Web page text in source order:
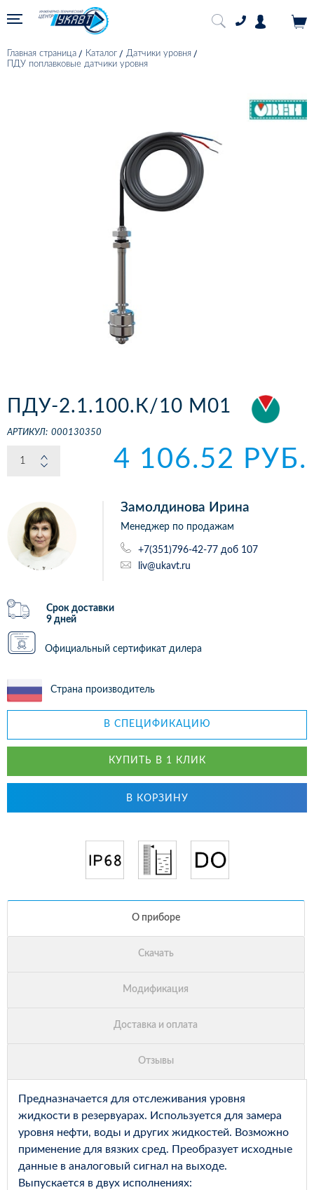
Главная страница Каталог
Датчики уровня
ПДУ поплавковые датчики уровня
ПДУ-2.1.100.К/10 М01
АРТИКУЛ: 000130350
4 106.52 РУБ.
Замолдинова Ирина
Менеджер по продажам
+7(351)796-42-77 доб 107
liv@ukavt.ru
Срок доставки
9 дней
Официальный сертификат дилера
Страна производитель
В СПЕЦИФИКАЦИЮ
КУПИТЬ В 1 КЛИК
В КОРЗИНУ
Предназначается для отслеживания уровня
жидкости в резервуарах. Используется для замера
уровня нефти, воды и других жидкостей. Возможно
применение для вязких сред. Преобразует исходные
данные в аналоговый сигнал на выходе.
Выпускается в двух исполнениях: